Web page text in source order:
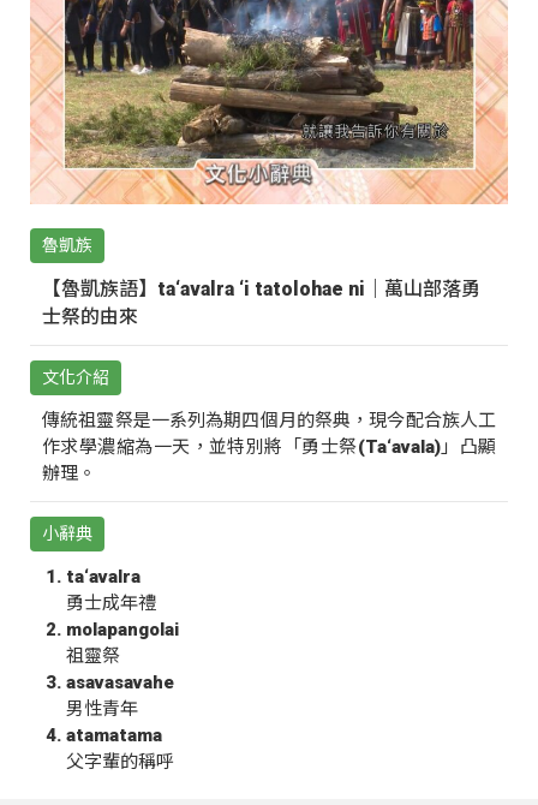
魯凱族
【魯凱族語】ta‘avalra ‘i tatolohae ni｜萬山部落勇
士祭的由來
文化介紹
傳統祖靈祭是一系列為期四個月的祭典，現今配合族人工
作求學濃縮為一天，並特別將「勇士祭(Ta‘avala)」凸顯
辦理。
小辭典
ta‘avalra
勇士成年禮
molapangolai
祖靈祭
asavasavahe
男性青年
atamatama
父字輩的稱呼